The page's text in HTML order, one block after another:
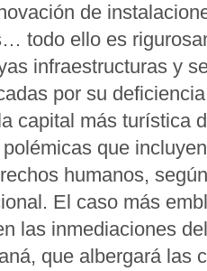
de
todo ello es
infraestructuras y
por su
capital más turística
que
humanos,
El caso más
las inmediaciones
que albergará las